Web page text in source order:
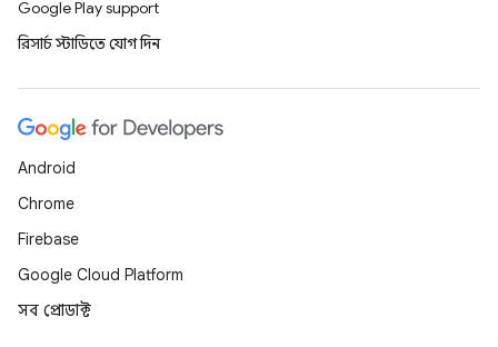
Google Play support
রিসার্চ স্টাডিতে যোগ দিন
Android
Chrome
Firebase
Google Cloud Platform
সব প্রোডাক্ট